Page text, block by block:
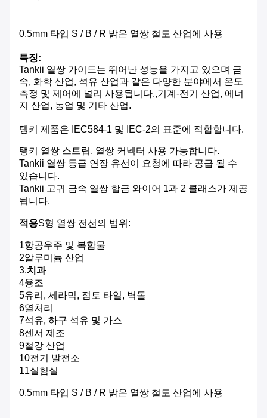
0.5mm 타입 S / B / R 밝은 열쌍 철도 산업에 사용
특징:
Tankii 열쌍 가이드는 뛰어난 성능을 가지고 있으며 금
속, 화학 산업, 석유 산업과 같은 다양한 분야에서 온도
측정 및 제어에 널리 사용됩니다.,기계-전기 산업, 에너
지 산업, 농업 및 기타 산업.
탱키 제품은 IEC584-1 및 IEC-2의 표준에 적합합니다.
탱키 열쌍 스트립, 열쌍 커넥터 사용 가능합니다.
Tankii 열쌍 등급 연장 유선이 요청에 따라 공급 될 수
있습니다.
Tankii 고귀 금속 열쌍 합금 와이어 1과 2 클래스가 제공
됩니다.
적용S형 열쌍 전선의 범위:
1항공우주 및 복합물
2알루미늄 산업
3.치과
4융조
5유리, 세라믹, 점토 타일, 벽돌
6열처리
7석유, 하구 석유 및 가스
8센서 제조
9철강 산업
10전기 발전소
11실험실
0.5mm 타입 S / B / R 밝은 열쌍 철도 산업에 사용